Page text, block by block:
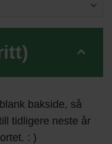
bakside, så
tidligere neste år
: )